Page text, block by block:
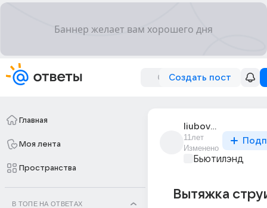
Создать пост
Главная
Моя лента
Пространства
В ТОПЕ НА ОТВЕТАХ
liubov_farnosova
11лет
Изменено
Бьютилэнд
Вытяжка